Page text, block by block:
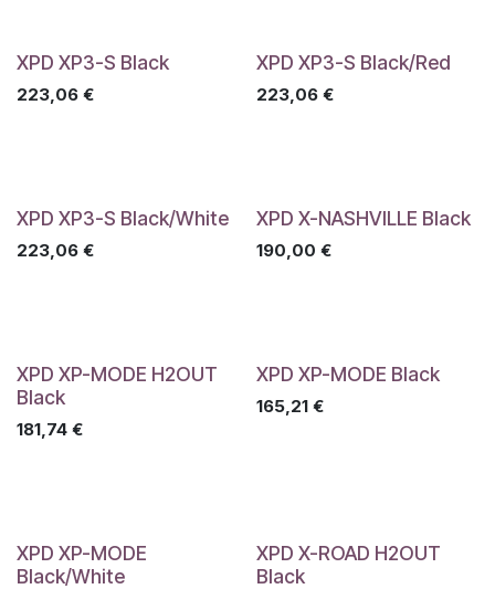
XPD XP3-S Black
223,06 €
XPD XP3-S Black/Red
223,06€
XPD XP3-S Black/White
223,06 €
XPD X-NASHVILLE Black
190,00 €
XPD XP-MODE H2OUT
Black
181,74 €
XPD XP-MODE Black
165,21€
XPD XP-MODE
Black/White
XPD X-ROAD H2OUT
Black